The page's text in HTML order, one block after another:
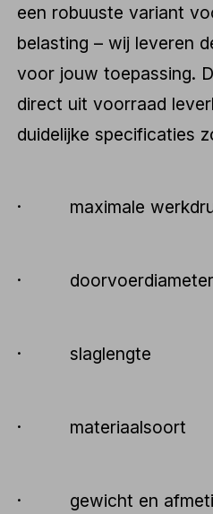
een robuuste variant
belasting – wij leveren
voor jouw toepassing.
direct uit voorraad
duidelijke specificaties
· maximale
· doorvoerdiameter
· slaglengte
· materiaalsoort
· gewicht en